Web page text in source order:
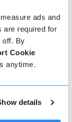
ads and
are required for
off. By
Cookie
anytime.
details
jeden Lehrer
und